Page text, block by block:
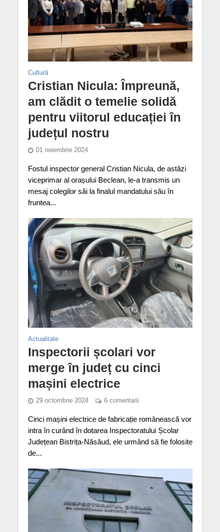
Cultură
Cristian Nicula: Împreună,
am clădit o temelie solidă
pentru viitorul educației în
județul nostru
01 noiembrie 2024
Fostul inspector general Cristian Nicula, de astăzi
viceprimar al orașului Beclean, le-a transmis un
mesaj colegilor săi la finalul mandatului său în
fruntea...
Actualitate
Inspectorii școlari vor
merge în județ cu cinci
mașini electrice
29 octombrie 2024 6 comentarii
Cinci mașini electrice de fabricație românească vor
intra în curând în dotarea Inspectoratului Școlar
Județean Bistrița-Năsăud, ele urmând să fie folosite
de...